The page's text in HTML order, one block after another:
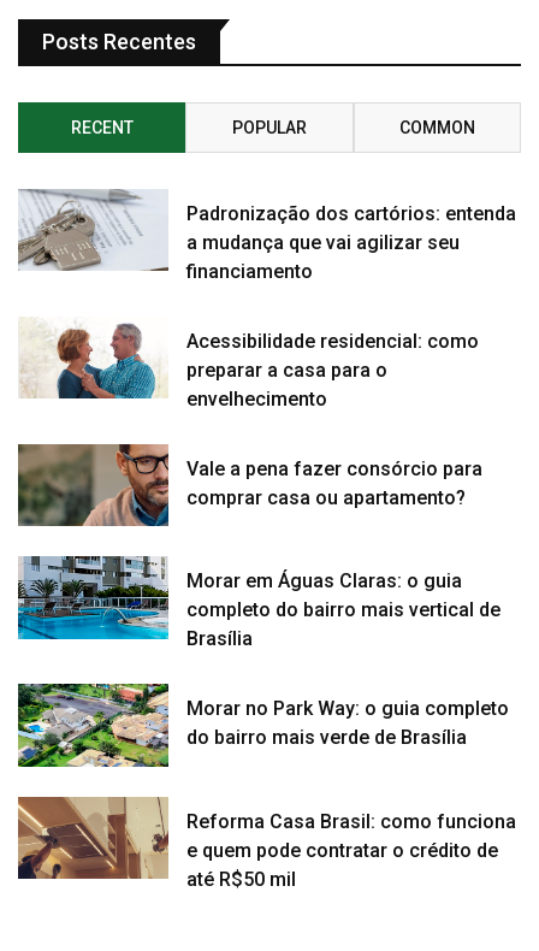
Posts Recentes
RECENT POPULAR COMMON
Padronização dos cartórios: entenda
a mudança que vai agilizar seu
financiamento
Acessibilidade residencial: como
preparar a casa para o
envelhecimento
Vale a pena fazer consórcio para
comprar casa ou apartamento?
Morar em Águas Claras: o guia
completo do bairro mais vertical de
Brasília
Morar no Park Way: o guia completo
do bairro mais verde de Brasília
Reforma Casa Brasil: como funciona
e quem pode contratar o crédito de
até R$50 mil